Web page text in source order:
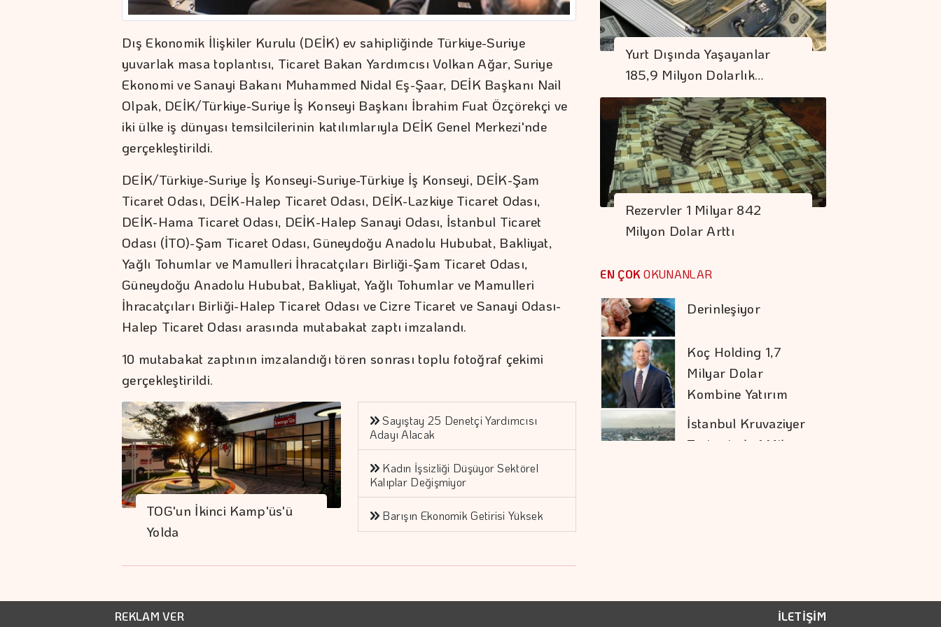
Dış Ekonomik İlişkiler Kurulu (DEİK) ev sahipliğinde Türkiye-Suriye
yuvarlak masa toplantısı, Ticaret Bakan Yardımcısı Volkan Ağar, Suriye
Ekonomi ve Sanayi Bakanı Muhammed Nidal Eş-Şaar, DEİK Başkanı Nail
Olpak, DEİK/Türkiye-Suriye İş Konseyi Başkanı İbrahim Fuat Özçörekçi ve
iki ülke iş dünyası temsilcilerinin katılımlarıyla DEİK Genel Merkezi'nde
gerçekleştirildi.
DEİK/Türkiye-Suriye İş Konseyi-Suriye-Türkiye İş Konseyi, DEİK-Şam
Ticaret Odası, DEİK-Halep Ticaret Odası, DEİK-Lazkiye Ticaret Odası,
DEİK-Hama Ticaret Odası, DEİK-Halep Sanayi Odası, İstanbul Ticaret
Odası (İTO)-Şam Ticaret Odası, Güneydoğu Anadolu Hububat, Bakliyat,
Yağlı Tohumlar ve Mamulleri İhracatçıları Birliği-Şam Ticaret Odası,
Güneydoğu Anadolu Hububat, Bakliyat, Yağlı Tohumlar ve Mamulleri
İhracatçıları Birliği-Halep Ticaret Odası ve Cizre Ticaret ve Sanayi Odası-
Halep Ticaret Odası arasında mutabakat zaptı imzalandı.
10 mutabakat zaptının imzalandığı tören sonrası toplu fotoğraf çekimi
gerçekleştirildi.
TOG'un İkinci Kamp'üs'ü
Yolda
Sayıştay 25 Denetçi Yardımcısı
Adayı Alacak
Kadın İşsizliği Düşüyor Sektörel
Kalıplar Değişmiyor
Barışın Ekonomik Getirisi Yüksek
Yurt Dışında Yaşayanlar
185,9 Milyon Dolarlık…
Rezervler 1 Milyar 842
Milyon Dolar Arttı
EN ÇOK OKUNANLAR
Spot Piyasada Doğal
Gaz Fiyatları
SPK 4 şirketin Halka
Arzını Onayladı
Borç Kıskacı
Derinleşiyor
Koç Holding 1,7
Kombine Yatırım
Yaptı
İstanbul Kruvaziyer
Yolcu Hedefine
İlerliyor
Şekerbank'tan Yılın
İlk Yarısında Yüzde
32 Büyüme
COP31 Süreci, İş
REKLAM VER İLETİŞİM